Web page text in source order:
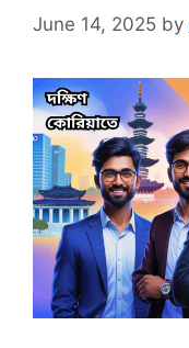
June 14, 2025 by